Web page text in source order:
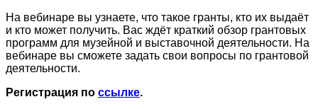
На вебинаре вы узнаете, что такое гранты, кто их выдаёт
и кто может получить. Вас ждёт краткий обзор грантовых
программ для музейной и выставочной деятельности. На
вебинаре вы сможете задать свои вопросы по грантовой
деятельности.
Регистрация по ссылке.